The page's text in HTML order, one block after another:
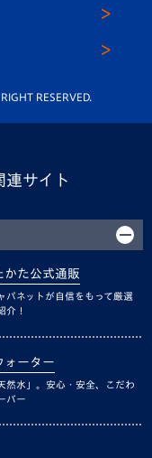
RESERVED.
連サイト
かた公式通販
パネットが自信をもって厳選
介！
ォーター
然水」。安心・安全、こだわ
バー